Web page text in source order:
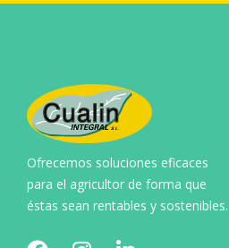
Ofrecemos soluciones eficaces
para el agricultor de forma que
éstas sean rentables y sostenibles.